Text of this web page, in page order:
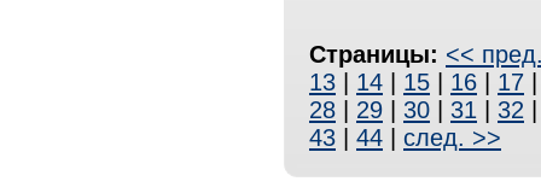
Страницы: <<
13
14 15 16 17
28
29 30 31 32
43
44 след. >>